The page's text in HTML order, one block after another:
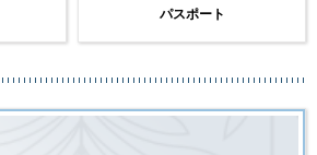
パスポート